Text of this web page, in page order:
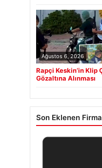
Ağustos 6, 2026
Rapçi Keskin’in Klip
Gözaltına Alınması
Son Eklenen